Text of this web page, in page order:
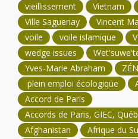
vieillissement
Vietnam
Ville Saguenay
Vincent
voile
voile islamique
wedge issues
Yves-Marie Abraham
ZÉN
plein emploi écologique
Accord de Paris
Accords de Paris, GIEC,
Afghanistan
Afrique du